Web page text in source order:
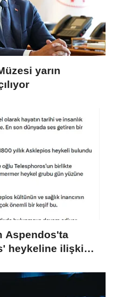
yarın
Aspendos'ta
heykeline ilişkin